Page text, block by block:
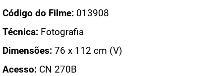
Código do Filme: 013908
Técnica: Fotografia
Dimensões: 76 x 112 cm (V)
Acesso: CN 270B